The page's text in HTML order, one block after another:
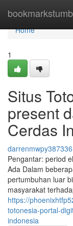
Home
Home
1
Situs
present
Cerdas
darrenmwpy387336
Pengantar: period
Ada Dalam
pertumbuhan luar
masyarakat
https://
totonesia-portal-
indonesia